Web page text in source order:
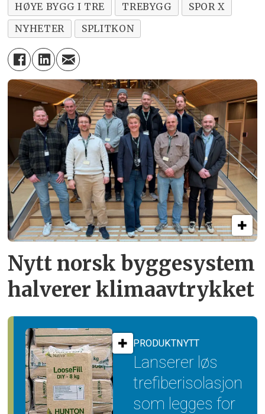
HØYE BYGG I TRE TREBYGG
SPOR X
NYHETER
SPLITKON
Nytt norsk byggesystem
halverer klimaavtrykket
PRODUKTNYTT
Lanserer løs
trefiber­isolasjon
som legges for